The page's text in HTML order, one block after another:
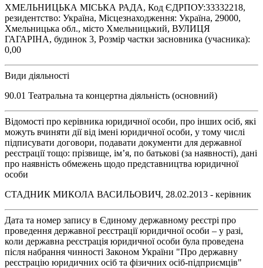
ХМЕЛЬНИЦЬКА МІСЬКА РАДА, Код ЄДРПОУ:33332218,
резидентство: Україна, Місцезнаходження: Україна, 29000,
Хмельницька обл., місто Хмельницький, ВУЛИЦЯ
ГАГАРІНА, будинок 3, Розмір частки засновника (учасника):
0,00
Види діяльності
90.01 Театральна та концертна діяльність (основний)
Відомості про керівника юридичної особи, про інших осіб, які
можуть вчиняти дії від імені юридичної особи, у тому числі
підписувати договори, подавати документи для державної
реєстрації тощо: прізвище, ім’я, по батькові (за наявності), дані
про наявність обмежень щодо представництва юридичної
особи
СТАДНИК МИКОЛА ВАСИЛЬОВИЧ, 28.02.2013 - керівник
Дата та номер запису в Єдиному державному реєстрі про
проведення державної реєстрації юридичної особи – у разі,
коли державна реєстрація юридичної особи була проведена
після набрання чинності Законом України "Про державну
реєстрацію юридичних осіб та фізичних осіб-підприємців"